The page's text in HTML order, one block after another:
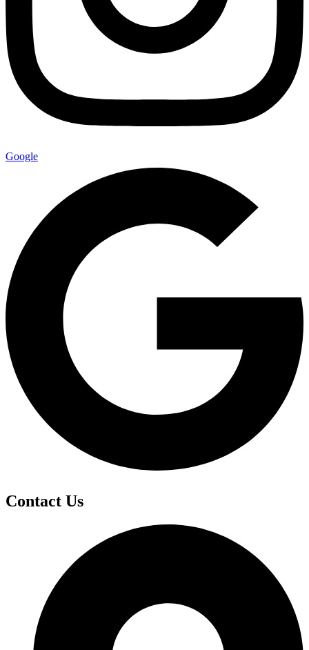
Google
Contact Us